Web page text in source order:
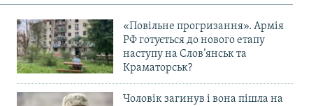
«Повільне прогризання». Армія
РФ готується до нового етапу
наступу на Слов’янськ та
Краматорськ?
Чоловік загинув і вона пішла на